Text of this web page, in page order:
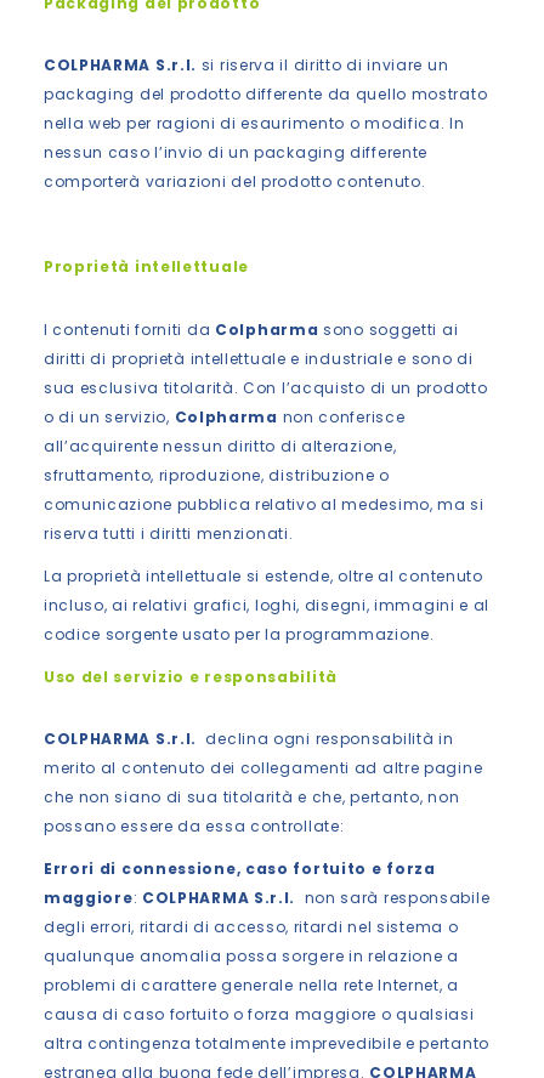
COLPHARMA S.r.l. si riserva il diritto di inviare un
packaging del prodotto differente da quello mostrato
nella web per ragioni di esaurimento o modifica. In
nessun caso l’invio di un packaging differente
comporterà variazioni del prodotto contenuto.
Proprietà intellettuale
I contenuti forniti da Colpharma sono soggetti ai
diritti di proprietà intellettuale e industriale e sono di
sua esclusiva titolarità. Con l’acquisto di un prodotto
o di un servizio, Colpharma non conferisce
all’acquirente nessun diritto di alterazione,
sfruttamento, riproduzione, distribuzione o
comunicazione pubblica relativo al medesimo, ma si
riserva tutti i diritti menzionati.
La proprietà intellettuale si estende, oltre al contenuto
incluso, ai relativi grafici, loghi, disegni, immagini e al
codice sorgente usato per la programmazione.
Uso del servizio e responsabilità
COLPHARMA S.r.l. declina ogni responsabilità in
merito al contenuto dei collegamenti ad altre pagine
che non siano di sua titolarità e che, pertanto, non
possano essere da essa controllate:
Errori di connessione, caso fortuito e forza
maggiore: COLPHARMA S.r.l. non sarà responsabile
degli errori, ritardi di accesso, ritardi nel sistema o
qualunque anomalia possa sorgere in relazione a
problemi di carattere generale nella rete Internet, a
causa di caso fortuito o forza maggiore o qualsiasi
altra contingenza totalmente imprevedibile e pertanto
estranea alla buona fede dell’impresa. COLPHARMA